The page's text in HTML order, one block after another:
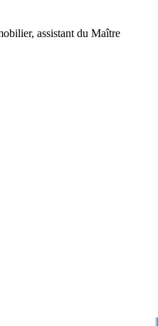
assistant du Maître